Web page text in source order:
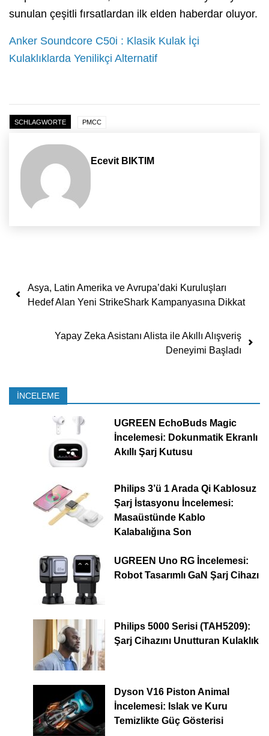
sunulan çeşitli fırsatlardan ilk elden haberdar oluyor.
Anker Soundcore C50i : Klasik Kulak İçi
Kulaklıklarda Yenilikçi Alternatif
SCHLAGWORTE PMCC
Ecevit BIKTIM
Yazı dolaşımı
Asya, Latin Amerika ve Avrupa’daki Kuruluşları
Hedef Alan Yeni StrikeShark Kampanyasına Dikkat
Yapay Zeka Asistanı Alista ile Akıllı Alışveriş
Deneyimi Başladı
İNCELEME
UGREEN EchoBuds Magic
İncelemesi: Dokunmatik Ekranlı
Akıllı Şarj Kutusu
Philips 3’ü 1 Arada Qi Kablosuz
Şarj İstasyonu İncelemesi:
Masaüstünde Kablo
Kalabalığına Son
UGREEN Uno RG İncelemesi:
Robot Tasarımlı GaN Şarj Cihazı
Philips 5000 Serisi (TAH5209):
Şarj Cihazını Unutturan Kulaklık
Dyson V16 Piston Animal
İncelemesi: Islak ve Kuru
Temizlikte Güç Gösterisi